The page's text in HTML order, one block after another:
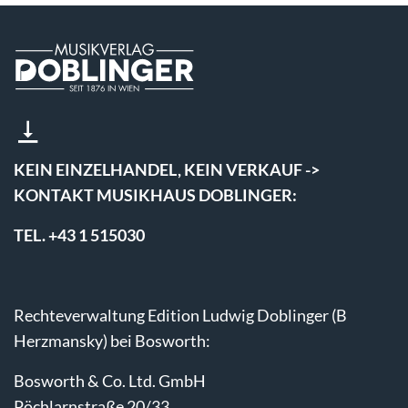
KEIN EINZELHANDEL, KEIN VERKAUF ->
KONTAKT MUSIKHAUS DOBLINGER:
TEL. +43 1 515030
Rechteverwaltung Edition Ludwig Doblinger (B
Herzmansky) bei Bosworth:
Bosworth & Co. Ltd. GmbH